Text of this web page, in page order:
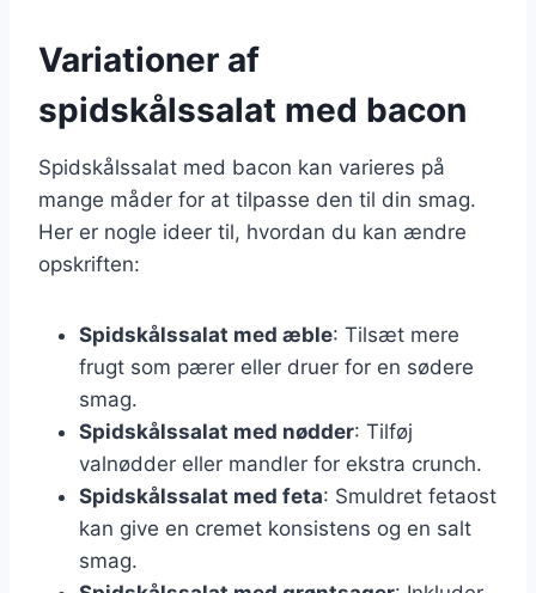
Variationer af
spidskålssalat med bacon
Spidskålssalat med bacon kan varieres på
mange måder for at tilpasse den til din smag.
Her er nogle ideer til, hvordan du kan ændre
opskriften:
Spidskålssalat med æble: Tilsæt mere
frugt som pærer eller druer for en sødere
smag.
Spidskålssalat med nødder: Tilføj
valnødder eller mandler for ekstra crunch.
Spidskålssalat med feta: Smuldret fetaost
kan give en cremet konsistens og en salt
smag.